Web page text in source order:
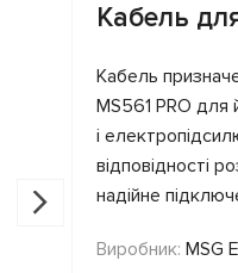
Кабель
Кабель
MS561 PRO для
і
відповідності
надійне
Виробник: MSG